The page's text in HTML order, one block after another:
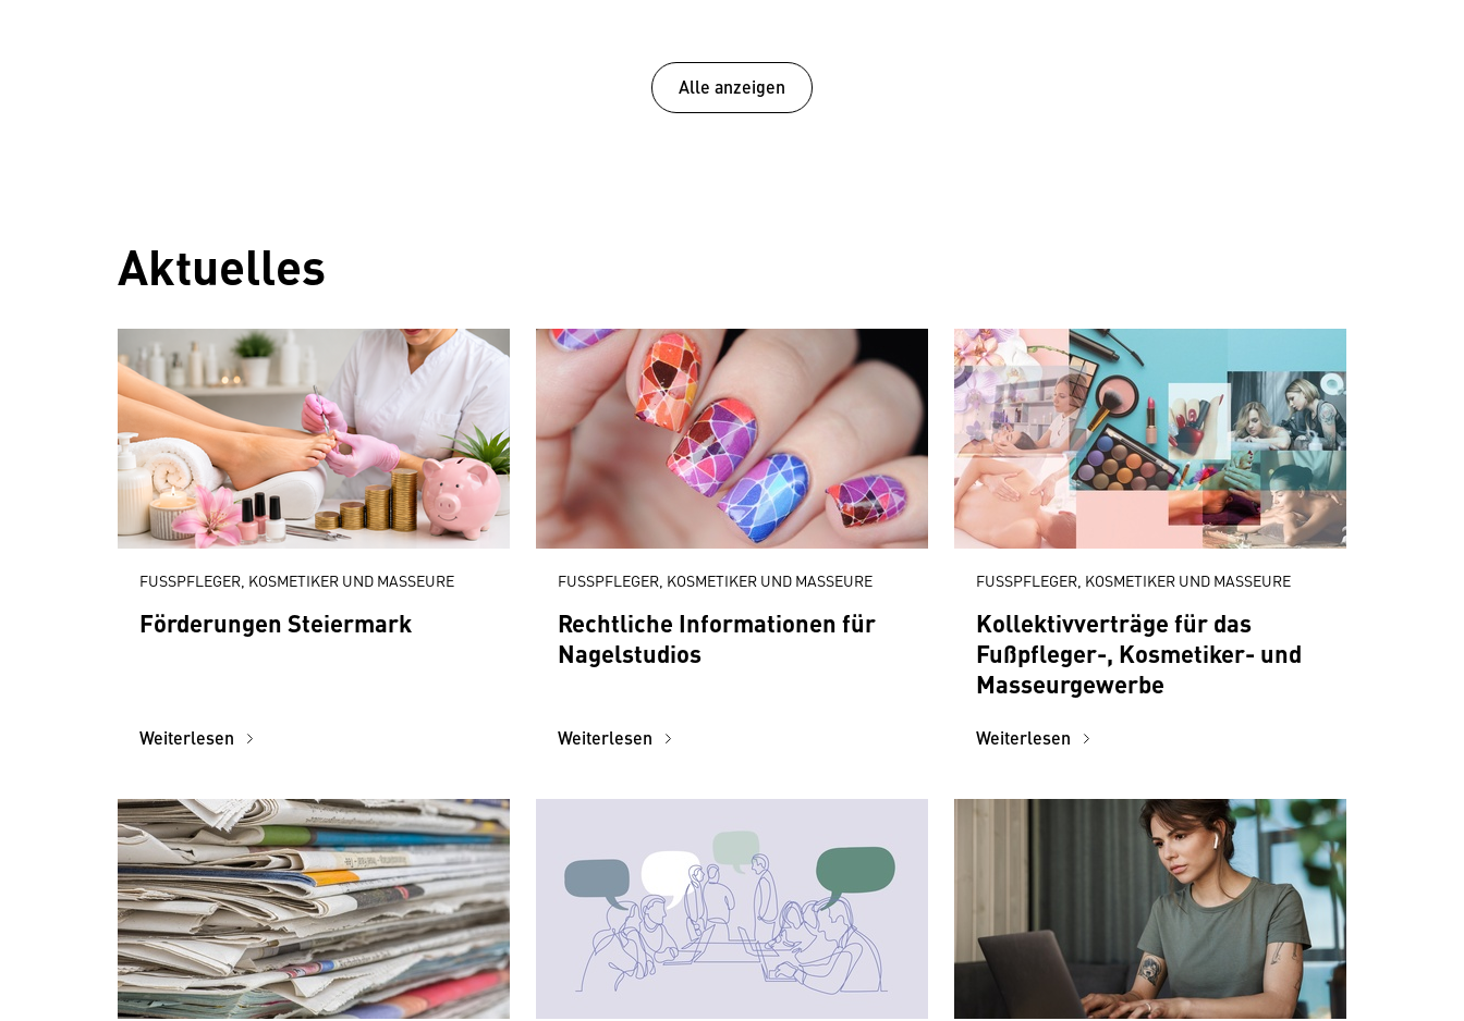
Alle anzeigen
Aktuelles
FUSSPFLEGER, KOSMETIKER UND MASSEURE
Förderungen Steiermark
Weiterlesen
FUSSPFLEGER, KOSMETIKER UND MASSEURE
Rechtliche Informationen für
Nagelstudios
Weiterlesen
FUSSPFLEGER, KOSMETIKER UND MASSEURE
Kollektivverträge für das
Fußpfleger-, Kosmetiker- und
Masseurgewerbe
Weiterlesen